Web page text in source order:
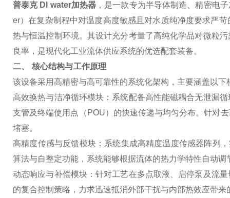
普泰克 DI water加热器 ，是一款专为半导体制造、精密电
er）在复杂制程中对温度高度敏感且对水质纯净度要求严
热与恒温控制环境。其设计充分考量了高纯化学品对微粒
良率，是现代化工业流体供应系统的优选配套装备。
二、 核心结构与工作原理
该设备采用高精密与高可靠性的系统化架构，主要涵盖以下
高效换热与洁净循环模块 ：系统配备高性能磁耦合无泄漏
支管及终端使用点（POU）的快速传递与均匀分布。针对
堵塞。
高精度传感与反馈模块：系统集成高精度温度传感器阵列
算法与自整定功能，系统能够根据流体的热力学特性自动
动态响应与补偿模块 ：针对工艺在多点取液、启停泵及流
的复合控制策略，力求迅速抵消外部干扰与内部热效应带